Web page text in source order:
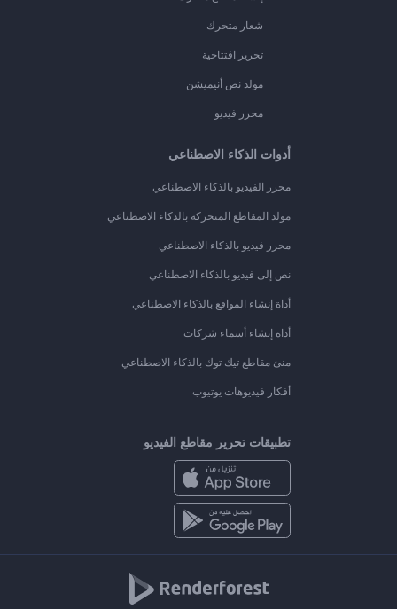
شعار متحرك
تحرير افتتاحية
مولد نص أنيميشن
محرر فيديو
أدوات الذكاء الاصطناعي
محرر الفيديو بالذكاء الاصطناعي
مولد المقاطع المتحركة بالذكاء الاصطناعي
محرر فيديو بالذكاء الاصطناعي
نص إلى فيديو بالذكاء الاصطناعي
أداة إنشاء المواقع بالذكاء الاصطناعي
أداة إنشاء أسماء شركات
منئ مقاطع تيك توك بالذكاء الاصطناعي
أفكار فيديوهات يوتيوب
تطبيقات تحرير مقاطع الفيديو